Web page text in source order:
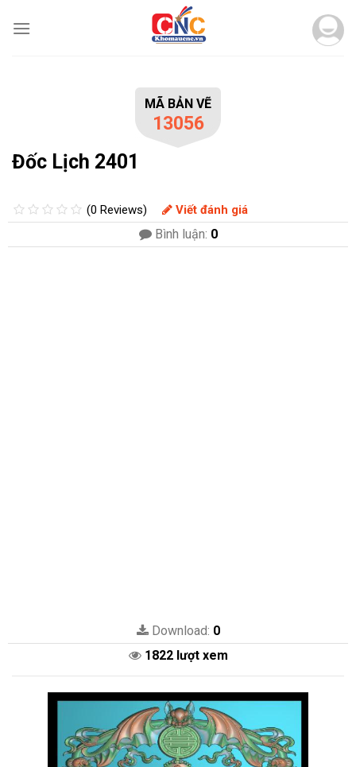
MÃ BẢN VẼ
13056
Đốc Lịch 2401
(0 Reviews) Viết đánh giá
Bình luận: 0
Download: 0
1822 lượt xem